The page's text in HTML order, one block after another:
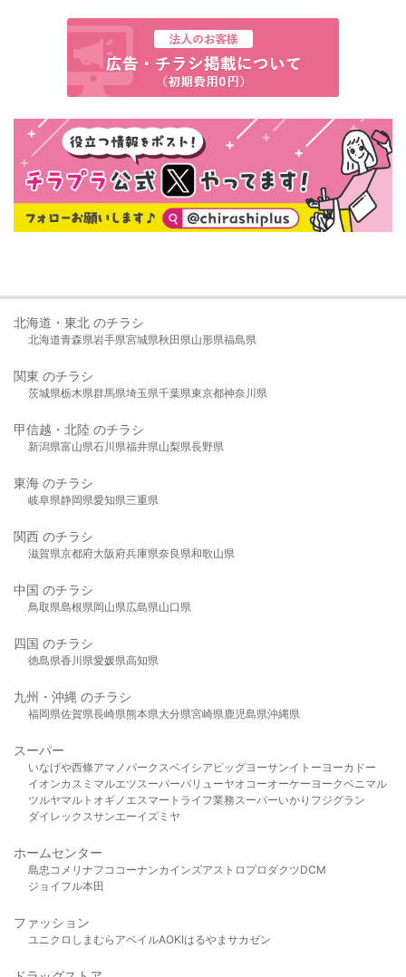
北海道・東北 のチラシ
北海道青森県岩手県宮城県秋田県山形県福島県
関東 のチラシ
茨城県栃木県群馬県埼玉県千葉県東京都神奈川県
甲信越・北陸 のチラシ
新潟県富山県石川県福井県山梨県長野県
東海 のチラシ
岐阜県静岡県愛知県三重県
関西 のチラシ
滋賀県京都府大阪府兵庫県奈良県和歌山県
中国 のチラシ
鳥取県島根県岡山県広島県山口県
四国 のチラシ
徳島県香川県愛媛県高知県
九州・沖縄 のチラシ
福岡県佐賀県長崎県熊本県大分県宮崎県鹿児島県沖縄県
スーパー
いなげや西條アマノパークスベイシア ビッグヨーサンイトーヨーカドー
イオンカスミ マルエツスーパーバリューヤオコーオーケー ヨークベニマル
ツルヤマルト オギノ エスマート ライフ業務スーパーいかり フジグラン
ダイレックスサンエーイズミヤ
ホームセンター
島忠 コメリ ナフコ コーナンカインズアストロプロダクツDCM
ジョイフル本田
ファッション
ユニクロ しまむら アベイルAOKIはるやま サカゼン